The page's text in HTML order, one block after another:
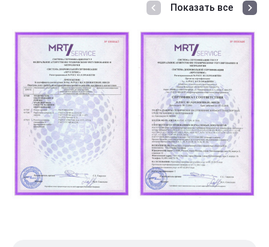
Показать все